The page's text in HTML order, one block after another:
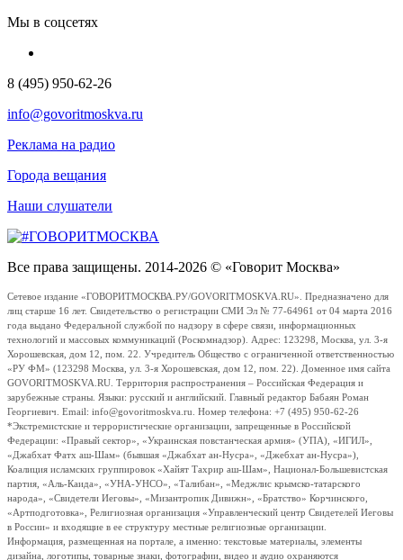
Мы в соцсетях
8 (495) 950-62-26
info@govoritmoskva.ru
Реклама на радио
Города вещания
Наши слушатели
Все права защищены. 2014-2026 © «Говорит Москва»
Сетевое издание «ГОВОРИТМОСКВА.РУ/GOVORITMOSKVA.RU». Предназначено для
лиц старше 16 лет. Свидетельство о регистрации СМИ Эл № 77-64961 от 04 марта 2016
года выдано Федеральной службой по надзору в сфере связи, информационных
технологий и массовых коммуникаций (Роскомнадзор). Адрес: 123298, Москва, ул. 3-я
Хорошевская, дом 12, пом. 22. Учредитель Общество с ограниченной ответственностью
«РУ ФМ» (123298 Москва, ул. 3-я Хорошевская, дом 12, пом. 22). Доменное имя сайта
GOVORITMOSKVA.RU. Территория распространения – Российская Федерация и
зарубежные страны. Языки: русский и английский. Главный редактор Бабаян Роман
Георгиевич. Email: info@govoritmoskva.ru. Номер телефона: +7 (495) 950-62-26
*Экстремистские и террористические организации, запрещенные в Российской
Федерации: «Правый сектор», «Украинская повстанческая армия» (УПА), «ИГИЛ»,
«Джабхат Фатх аш-Шам» (бывшая «Джабхат ан-Нусра», «Джебхат ан-Нусра»),
Коалиция исламских группировок «Хайят Тахрир аш-Шам», Национал-Большевистская
партия, «Аль-Каида», «УНА-УНСО», «Талибан», «Меджлис крымско-татарского
народа», «Свидетели Иеговы», «Мизантропик Дивижн», «Братство» Корчинского,
«Артподготовка», Религиозная организация «Управленческий центр Свидетелей Иеговы
в России» и входящие в ее структуру местные религиозные организации.
Информация, размещенная на портале, а именно: текстовые материалы, элементы
дизайна, логотипы, товарные знаки, фотографии, видео и аудио охраняются